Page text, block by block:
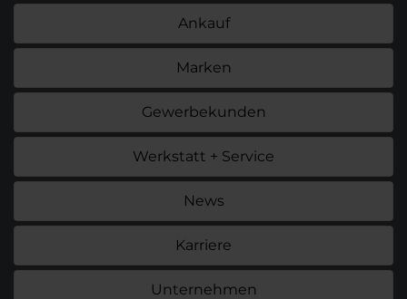
Ankauf
Marken
Gewerbekunden
Werkstatt + Service
News
Karriere
Unternehmen